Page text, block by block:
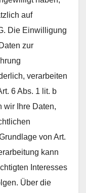
auf
Die Einwilligung
zur
verarbeiten
6 Abs. 1 lit. b
wir Ihre Daten,
von Art.
kann
Interesses
Über die